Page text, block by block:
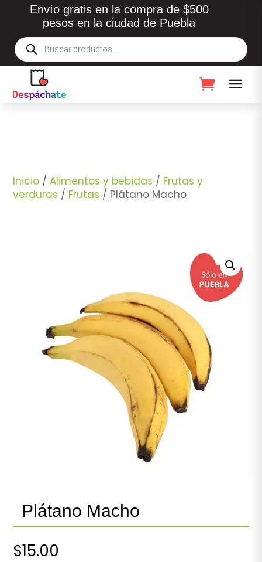
Envío gratis en la compra de $500
pesos en la ciudad de Puebla
Búsqueda
de
productos
Inicio /Alimentos y bebidas / Frutas y
verduras / Frutas / Plátano Macho
Plátano Macho
$15.00